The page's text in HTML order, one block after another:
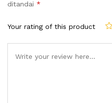
ditandai *
Your rating of this product